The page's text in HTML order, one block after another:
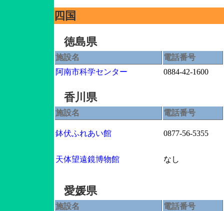
四国
徳島県
施設名
電話番号
阿南市科学センター
0884-42-1600
香川県
施設名 電話番号
鉢伏ふれあい館 0877-56-5355
天体望遠鏡博物館 なし
愛媛県
施設名
電話番号